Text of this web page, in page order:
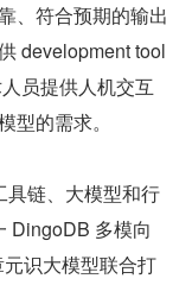
、符合预期的输出
development tool
员提供人机交互
型的需求。
具链、大模型和行
DingoDB 多模向
识大模型联合打